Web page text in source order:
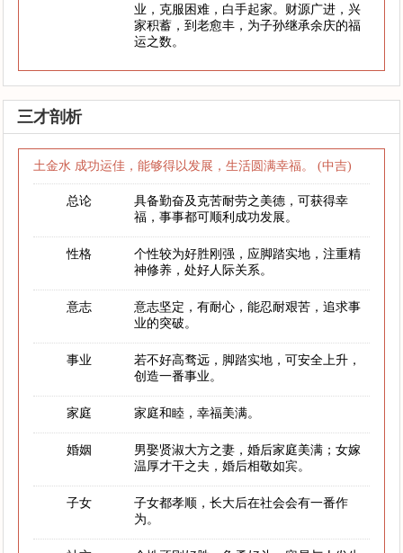
业，克服困难，白手起家。财源广进，兴
家积蓄，到老愈丰，为子孙继承余庆的福
运之数。
三才剖析
土金水 成功运佳，能够得以发展，生活圆满幸福。 (中吉)
总论
具备勤奋及克苦耐劳之美德，可获得幸
福，事事都可顺利成功发展。
性格
个性较为好胜刚强，应脚踏实地，注重精
神修养，处好人际关系。
意志
意志坚定，有耐心，能忍耐艰苦，追求事
业的突破。
事业
若不好高骛远，脚踏实地，可安全上升，
创造一番事业。
家庭 家庭和睦，幸福美满。
婚姻
男娶贤淑大方之妻，婚后家庭美满；女嫁
温厚才干之夫，婚后相敬如宾。
子女
子女都孝顺，长大后在社会会有一番作
为。